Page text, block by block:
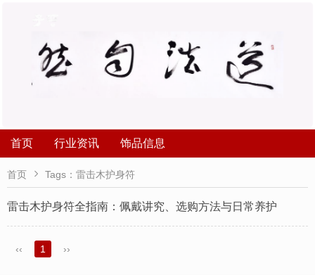
首页 行业资讯 饰品信息
首页  Tags：雷击木护身符
​雷击木护身符全指南：佩戴讲究、选购方法与日常养护
‹‹ 1 ››